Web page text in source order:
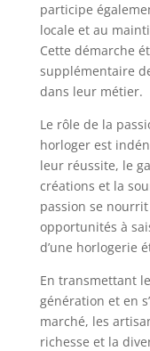
participe
locale et au
Cette démarche
supplémentaire
dans leur métier.
Le rôle de la
horloger est
leur réussite, le
créations et la
passion se
opportunités à
d’une horlogerie
En transmettant
génération et en
marché, les
richesse et la